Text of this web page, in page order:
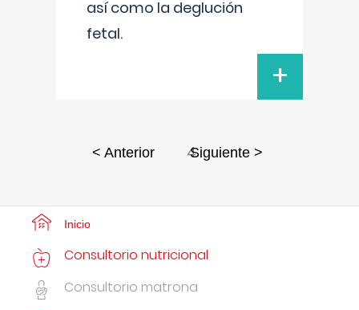
así como la deglución
fetal.
+
< Anterior 4
Siguiente >
Inicio
Consultorio nutricional
Consultorio matrona